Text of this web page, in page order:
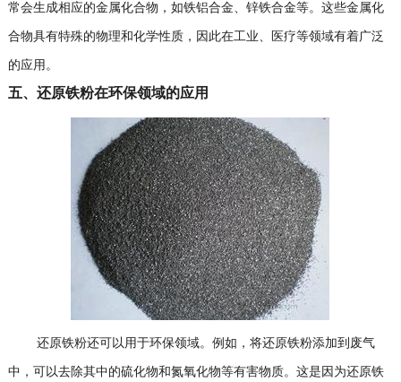
常会生成相应的金属化合物，如铁铝合金、锌铁合金等。这些金属化
合物具有特殊的物理和化学性质，因此在工业、医疗等领域有着广泛
的应用。
五、还原铁粉在环保领域的应用
还原铁粉还可以用于环保领域。例如，将还原铁粉添加到废气
中，可以去除其中的硫化物和氮氧化物等有害物质。这是因为还原铁